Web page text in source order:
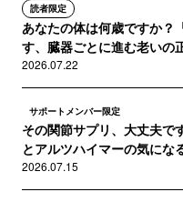
読者限定
あなたの体は何歳ですか？
す、臓器ごとに進む老いの
2026.07.22
サポートメンバー限定
その関節サプリ、大丈夫で
とアルツハイマーの気にな
2026.07.15